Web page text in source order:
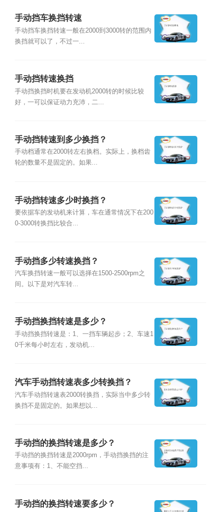
手动挡车换挡转速
手动挡车换挡转速一般在2000到3000转的范围内
换挡就可以了，不过一...
手动挡转速换挡
手动挡换挡时机要在发动机2000转的时候比较
好，一可以保证动力充沛，二...
手动挡转速到多少换挡？
手动档通常在2000转左右换档。实际上，换档齿
轮的数量不是固定的。如果...
手动挡转速多少时换挡？
要依据车的发动机来计算，车在通常情况下在200
0-3000转换挡比较合...
手动挡多少转速换挡？
汽车换挡转速一般可以选择在1500-2500rpm之
间。以下是对汽车转...
手动挡换挡转速是多少？
手动挡换挡转速是：1、一挡车辆起步；2、车速1
0千米每小时左右，发动机...
汽车手动挡转速表多少转换挡？
汽车手动挡转速表2000转换挡，实际当中多少转
换挡不是固定的。如果想以...
手动挡的换挡转速是多少？
手动挡的换挡转速是2000rpm，手动挡换挡的注
意事项有：1、不能空挡...
手动挡的换挡转速要多少？